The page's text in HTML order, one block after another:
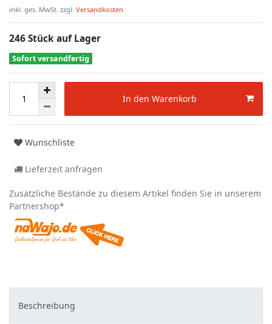
inkl. ges. MwSt. zzgl. Versandkosten
246 Stück auf Lager
Sofort versandfertig
In den Warenkorb
Wunschliste
Lieferzeit anfragen
Zusätzliche Bestände zu diesem Artikel finden Sie in unserem
Partnershop*
Beschreibung